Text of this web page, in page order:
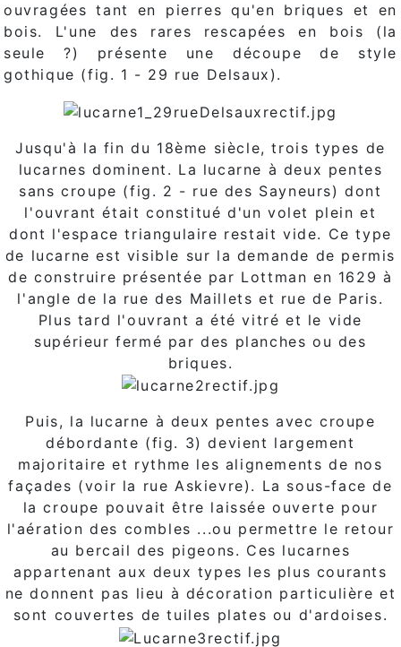
ouvragées tant en pierres qu'en briques et en
bois. L'une des rares rescapées en bois (la
seule ?) présente une découpe de style
gothique (fig. 1 - 29 rue Delsaux).
Jusqu'à la fin du 18ème siècle, trois types de
lucarnes dominent. La lucarne à deux pentes
sans croupe (fig. 2 - rue des Sayneurs) dont
l'ouvrant était constitué d'un volet plein et
dont l'espace triangulaire restait vide. Ce type
de lucarne est visible sur la demande de permis
de construire présentée par Lottman en 1629 à
l'angle de la rue des Maillets et rue de Paris.
Plus tard l'ouvrant a été vitré et le vide
supérieur fermé par des planches ou des
briques.
Puis, la lucarne à deux pentes avec croupe
débordante (fig. 3) devient largement
majoritaire et rythme les alignements de nos
façades (voir la rue Askievre). La sous-face de
la croupe pouvait être laissée ouverte pour
l'aération des combles ...ou permettre le retour
au bercail des pigeons. Ces lucarnes
appartenant aux deux types les plus courants
ne donnent pas lieu à décoration particulière et
sont couvertes de tuiles plates ou d'ardoises.